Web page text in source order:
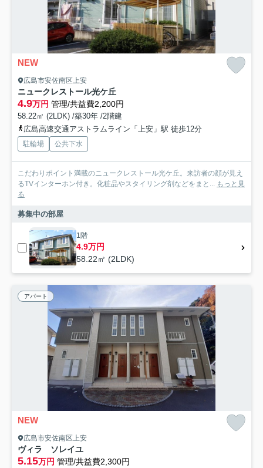
NEW
広島市安佐南区上安
ニュークレストール光ケ丘
4.9万円 管理/共益費2,200円
58.22㎡ (2LDK) /築30年 /2階建
広島高速交通アストラムライン「上安」駅 徒歩12分
駐輪場 公共下水
こだわりポイント満載のニュークレストール光ケ丘。来訪者の顔が見え
るTVインターホン付き。化粧品やスタイリング剤などをまと... もっと見
る
募集中の部屋
1階
4.9万円
58.22㎡ (2LDK)
アパート
NEW
広島市安佐南区上安
ヴィラ ソレイユ
5.15万円 管理/共益費2,300円